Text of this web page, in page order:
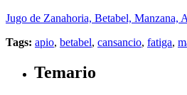
Jugo de Zanahoria, Betabel, Manzana,
Tags: apio, betabel, cansancio, fatiga,
Temario